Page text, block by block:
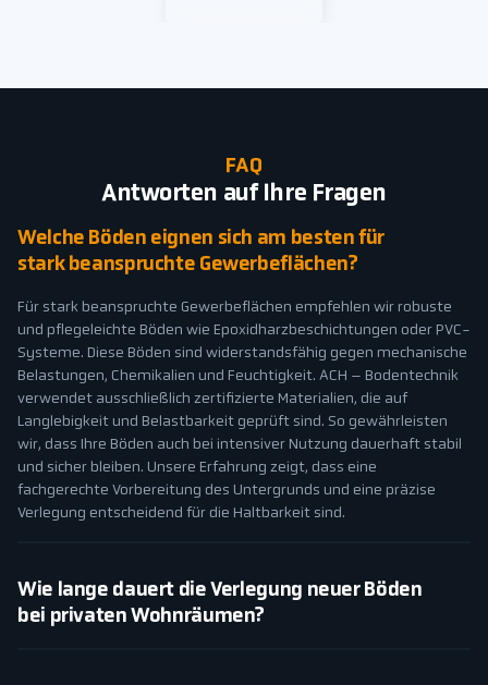
FAQ
Antworten auf Ihre Fragen
Welche Böden eignen sich am besten für
stark beanspruchte Gewerbeflächen?
Für stark beanspruchte Gewerbeflächen empfehlen wir robuste
und pflegeleichte Böden wie Epoxidharzbeschichtungen oder PVC-
Systeme. Diese Böden sind widerstandsfähig gegen mechanische
Belastungen, Chemikalien und Feuchtigkeit. ACH – Bodentechnik
verwendet ausschließlich zertifizierte Materialien, die auf
Langlebigkeit und Belastbarkeit geprüft sind. So gewährleisten
wir, dass Ihre Böden auch bei intensiver Nutzung dauerhaft stabil
und sicher bleiben. Unsere Erfahrung zeigt, dass eine
fachgerechte Vorbereitung des Untergrunds und eine präzise
Verlegung entscheidend für die Haltbarkeit sind.
Wie lange dauert die Verlegung neuer Böden
bei privaten Wohnräumen?